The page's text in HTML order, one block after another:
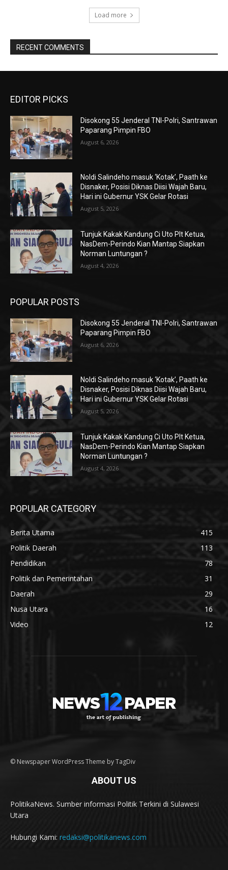
Load more
RECENT COMMENTS
EDITOR PICKS
Disokong 55 Jenderal TNI-Polri, Santrawan
Paparang Pimpin FBO
August 6, 2026
Noldi Salindeho masuk ‘Kotak’, Paath ke
Disnaker, Posisi Diknas Diisi Wajah Baru,
Hari ini Gubernur YSK Gelar Rotasi
August 5, 2026
Tunjuk Kakak Kandung Ci Uto Plt Ketua,
NasDem-Perindo Kian Mantap Siapkan
Norman Luntungan ?
August 4, 2026
POPULAR POSTS
Disokong 55 Jenderal TNI-Polri, Santrawan
Paparang Pimpin FBO
August 6, 2026
Noldi Salindeho masuk ‘Kotak’, Paath ke
Disnaker, Posisi Diknas Diisi Wajah Baru,
Hari ini Gubernur YSK Gelar Rotasi
August 5, 2026
Tunjuk Kakak Kandung Ci Uto Plt Ketua,
NasDem-Perindo Kian Mantap Siapkan
Norman Luntungan ?
August 4, 2026
POPULAR CATEGORY
Berita Utama
415
Politik Daerah
113
Pendidikan
78
Politik dan Pemerintahan
31
Daerah
29
Nusa Utara
16
Video
12
© Newspaper WordPress Theme by TagDiv
ABOUT US
PolitikaNews. Sumber informasi Politik Terkini di Sulawesi
Utara
Hubungi Kami: redaksi@politikanews.com